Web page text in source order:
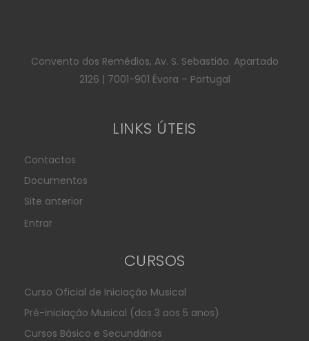
Convento dos Remédios, Av. S. Sebastião. Apartado
2126 | 7001-901 Évora – Portugal
LINKS ÚTEIS
Contactos
Documentos
Site anterior
Entrar
CURSOS
Curso Oficial de Iniciação Musical
Pré-iniciação Musical (dos 3 aos 5 anos)
Cursos Básico e Secundários